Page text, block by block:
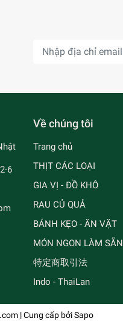
6
Về chúng tôi
Trang chủ
THỊT CÁC LOẠI
GIA VỊ - ĐỒ KHÔ
RAU CỦ QUẢ
BÁNH KẸO - ĂN VẶT
MÓN NGON LÀM SẴN
特定商取引法
Indo - ThaiLan
| Cung cấp bởiSapo